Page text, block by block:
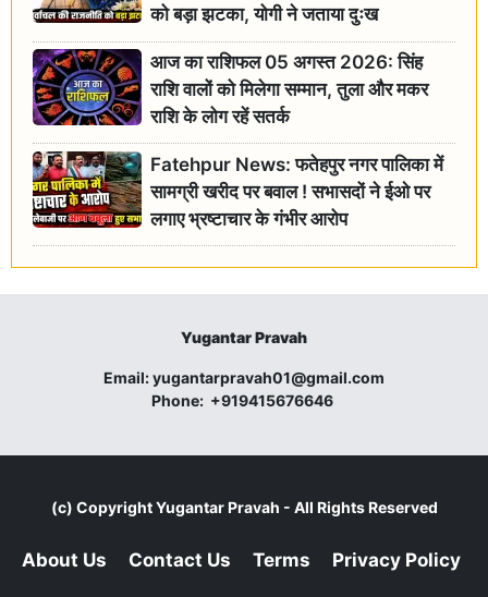
को बड़ा झटका, योगी ने जताया दुःख
आज का राशिफल 05 अगस्त 2026: सिंह
राशि वालों को मिलेगा सम्मान, तुला और मकर
राशि के लोग रहें सतर्क
Fatehpur News: फतेहपुर नगर पालिका में
सामग्री खरीद पर बवाल ! सभासदों ने ईओ पर
लगाए भ्रष्टाचार के गंभीर आरोप
Yugantar Pravah
Email:yugantarpravah01@gmail.com
Phone: +919415676646
(c) CopyrightYugantar Pravah - All Rights Reserved
About Us Contact Us Terms Privacy Policy